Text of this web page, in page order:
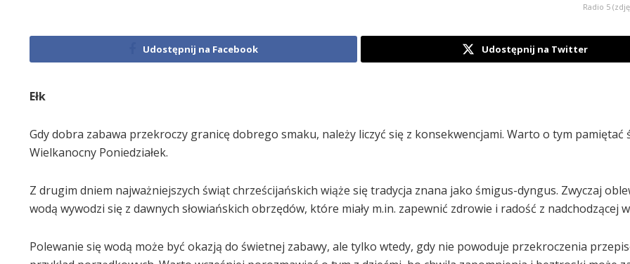
Radio 5
Udostępnij na Facebook Udostępnij na Twitter
Ełk
Gdy dobra zabawa przekroczy granicę dobrego smaku, należy liczyć się z konsekwencjami. Warto o tym pamiętać
Wielkanocny Poniedziałek.
Z drugim dniem najważniejszych świąt chrześcijańskich wiąże się tradycja znana jako śmigus-dyngus. Zwyczaj
wodą wywodzi się z dawnych słowiańskich obrzędów, które miały m.in. zapewnić zdrowie i radość z nadchodzącej
Polewanie się wodą może być okazją do świetnej zabawy, ale tylko wtedy, gdy nie powoduje przekroczenia